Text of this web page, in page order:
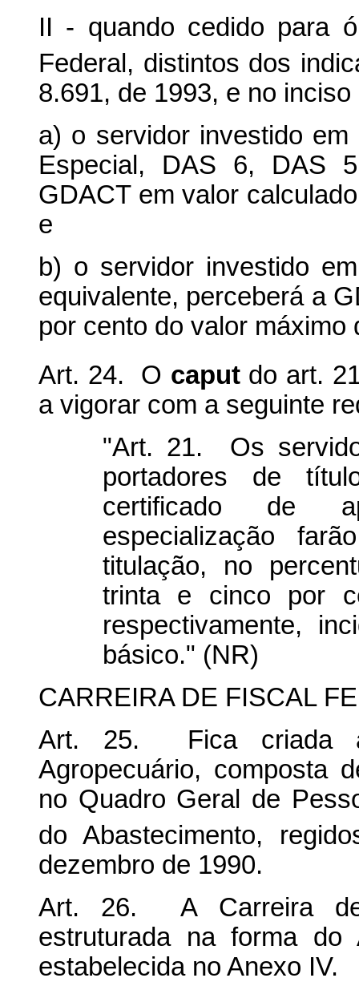
II - quando cedido para
Federal, distintos dos
8.691, de 1993, e no
a) o servidor investido
Especial, DAS 6, DAS
GDACT em valor
e
b) o servidor investido
equivalente, perceberá a
por cento do valor máximo
Art. 24. O caputdo art.
a vigorar com a seguinte
"Art. 21. Os
portadores de
certificado de
especialização
titulação, no
trinta e cinco por
respectivamente,
básico." (NR)
CARREIRA DE FISCAL
Art. 25. Fica criada
Agropecuário, composta
no Quadro Geral de
do Abastecimento,
dezembro de 1990.
Art. 26. A Carreira de
estruturada na forma
estabelecida no Anexo IV.